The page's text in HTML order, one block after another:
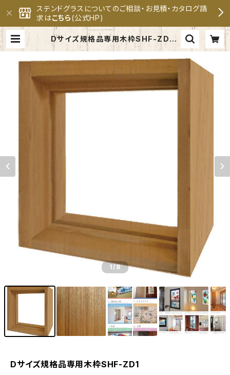
ステンドグラスについてのご相談・お見積・カタログ請
求はこちら(公式HP)
Dサイズ規格品専用木枠SHF-ZD1 |
セブンホーム ステンドグラス専門メ
1/8
Dサイズ規格品専用木枠SHF-ZD1